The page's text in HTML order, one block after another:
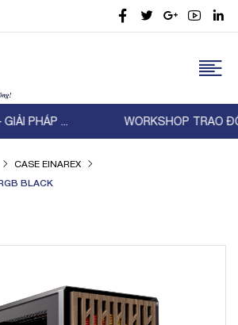
ĐỔI KỸ THUẬT D2T × G20+ × HOPETREK
CASE EINAREX
BLACK